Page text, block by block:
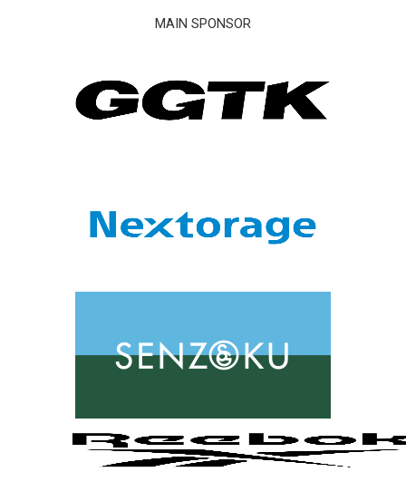
MAIN SPONSOR
川崎市立川崎病院に感謝を込めて – KADOKAWA DREAMSが壁紙を寄贈＆パフォ
ーマンスを披露
KADOKAWA DREAMSが壁紙を寄贈＆パフ
ォーマンスを披露